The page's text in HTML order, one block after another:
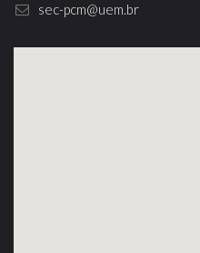
sec-pcm@uem.br